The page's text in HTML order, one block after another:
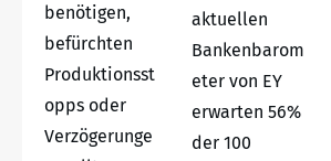
benötigen,
befürchten
Produktionsst
opps oder
Verzögerunge
aktuellen
Bankenbarom
eter von EY
erwarten 56%
der 100